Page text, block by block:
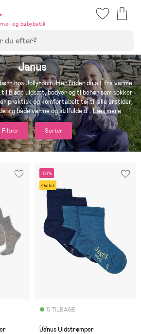
og babybutik
Janus
hos Jollyroom. Her finder du alt fra varme
bløde uldsæt, bodyer og tilbehør som sokker
praktisk og komfortabelt tøj til alle årstider,
sig både varme og stilfulde d...Læs mere
Filtrer Sorter
-50%
Outlet
5 TILBAGE
(7)
Janus Uldstrømper